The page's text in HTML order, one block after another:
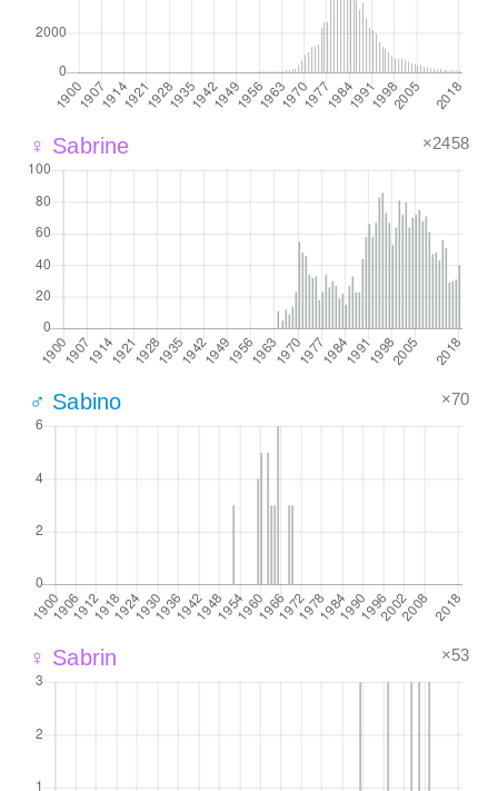
♀ Sabrine ×2458
♂ Sabino ×70
♀ Sabrin ×53